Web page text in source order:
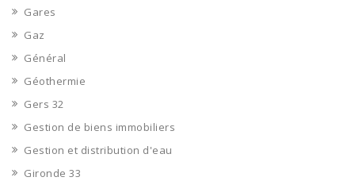
Gares
Gaz
Général
Géothermie
Gers 32
Gestion de biens immobiliers
Gestion et distribution d'eau
Gironde 33